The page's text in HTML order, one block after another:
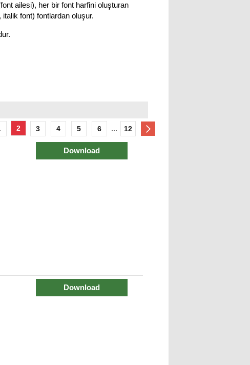
ailesi), her bir font harfini oluşturan
font) fontlardan oluşur.
2 3 4 5 6 12
Download
Download